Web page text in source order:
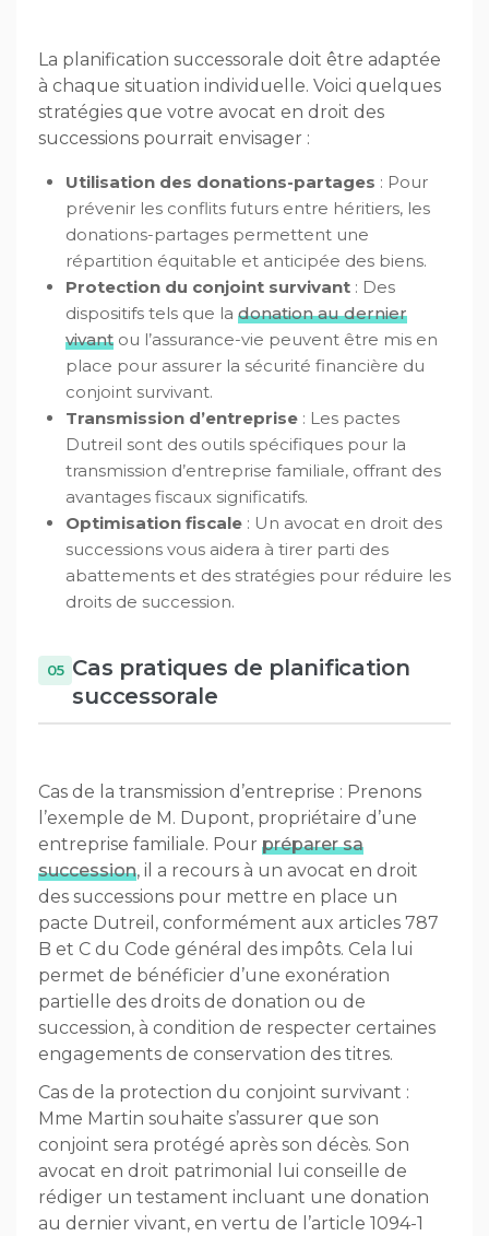
La planification successorale doit être adaptée
à chaque situation individuelle. Voici quelques
stratégies que votre avocat en droit des
successions pourrait envisager :
Utilisation des donations-partages : Pour
prévenir les conflits futurs entre héritiers, les
donations-partages permettent une
répartition équitable et anticipée des biens.
Protection du conjoint survivant : Des
dispositifs tels que la donation au dernier
vivant ou l’assurance-vie peuvent être mis en
place pour assurer la sécurité financière du
conjoint survivant.
Transmission d’entreprise : Les pactes
Dutreil sont des outils spécifiques pour la
transmission d’entreprise familiale, offrant des
avantages fiscaux significatifs.
Optimisation fiscale : Un avocat en droit des
successions vous aidera à tirer parti des
abattements et des stratégies pour réduire les
droits de succession.
Cas pratiques de planification
successorale
Cas de la transmission d’entreprise : Prenons
l’exemple de M. Dupont, propriétaire d’une
entreprise familiale. Pour préparer sa
succession, il a recours à un avocat en droit
des successions pour mettre en place un
pacte Dutreil, conformément aux articles 787
B et C du Code général des impôts. Cela lui
permet de bénéficier d’une exonération
partielle des droits de donation ou de
succession, à condition de respecter certaines
engagements de conservation des titres.
Cas de la protection du conjoint survivant :
Mme Martin souhaite s’assurer que son
conjoint sera protégé après son décès. Son
avocat en droit patrimonial lui conseille de
rédiger un testament incluant une donation
au dernier vivant, en vertu de l’article 1094-1